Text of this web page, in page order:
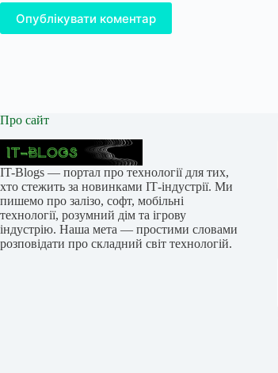
Опублікувати коментар
Про сайт
IT-Blogs — портал про технології для тих,
хто стежить за новинками ІТ-індустрії. Ми
пишемо про залізо, софт, мобільні
технології, розумний дім та ігрову
індустрію. Наша мета — простими словами
розповідати про складний світ технологій.